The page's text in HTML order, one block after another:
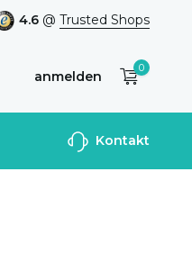
4.6 @ Trusted Shops
anmelden
Benutzerkonto
0
Kontakt